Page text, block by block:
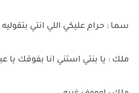
سما : حرام عليكي اللي انتي
ملك : يا بنتي استني انا بفوقك يا